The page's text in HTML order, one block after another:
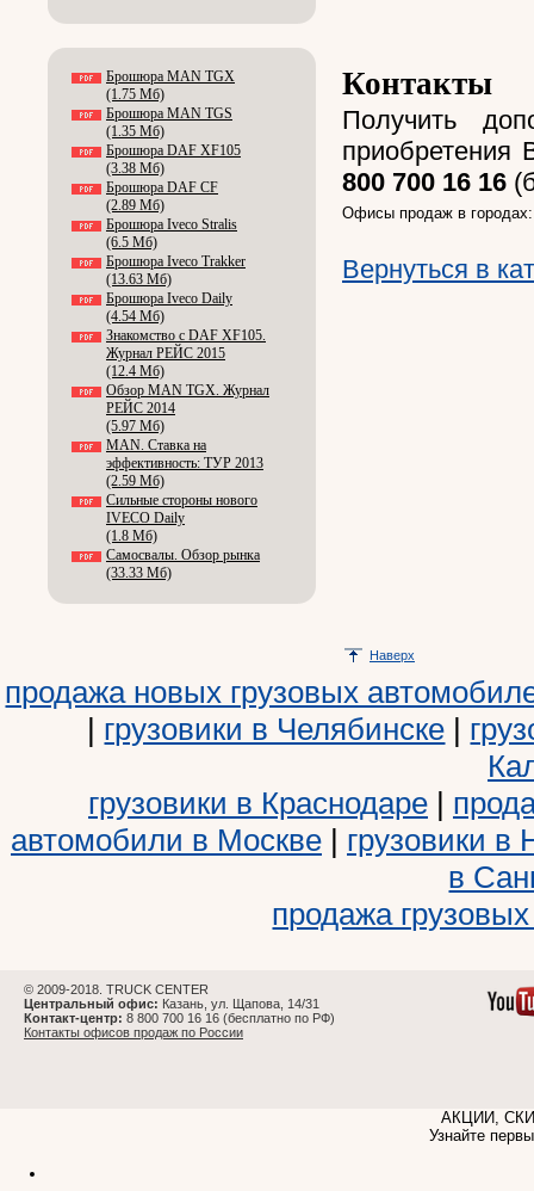
Брошюра MAN TGX
(1.75 Мб)
Брошюра MAN TGS
(1.35 Мб)
Брошюра DAF XF105
(3.38 Мб)
Брошюра DAF CF
(2.89 Мб)
Брошюра Iveco Stralis
(6.5 Мб)
Брошюра Iveco Trakker
(13.63 Мб)
Брошюра Iveco Daily
(4.54 Мб)
Знакомство с DAF XF105.
Журнал РЕЙС 2015
(12.4 Мб)
Обзор MAN TGX. Журнал
РЕЙС 2014
(5.97 Мб)
MAN. Ставка на
эффективность: ТУР 2013
(2.59 Мб)
Сильные стороны нового
IVECO Daily
(1.8 Мб)
Самосвалы. Обзор рынка
(33.33 Мб)
Контакты
Получить
800 700 16 16
Офисы продаж в
Вернуться в
Наверх
продажа новых грузовых
| грузовики в Челябинске |
грузовики в Краснодаре |
автомобили в Москве | грузовики в
в
продажа
© 2009-2018. TRUCK CENTER
Центральный офис: Казань, ул. Щапова, 14/31
Контакт-центр: 8 800 700 16 16 (бесплатно по РФ)
Контакты офисов продаж по России
АКЦИИ,
Узнайте